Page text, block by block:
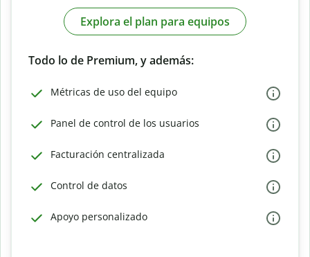
Explora el plan para equipos
Todo lo de Premium, y además:
Métricas de uso del equipo
Panel de control de los usuarios
Facturación centralizada
Control de datos
Apoyo personalizado